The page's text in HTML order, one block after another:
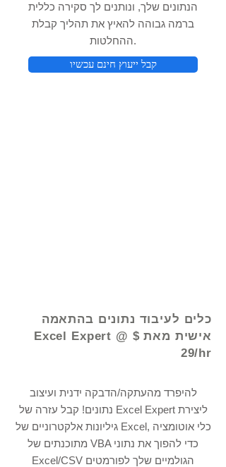
הנתונים שלך, ונותנים לך סקירה כללית
ברמה גבוהה להאיץ את תהליך קבלת
ההחלטות.
קבל ייעוץ חינם עכשיו
כלים לעיבוד נתונים בהתאמה
אישית מאת Excel Expert @ $
29/hr
להיפרד מהעתקה/הדבקה ידנית ועיצוב
נתונים! קבל עזרה של Excel Expert ליצירת
גיליונות אלקטרוניים של Excel, כלי אוטומציה
מתוכנתים של VBA כדי להפוך את נתוני
Excel/CSV הגולמיים שלך לפורמטים